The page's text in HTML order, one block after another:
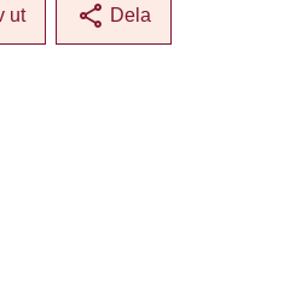
ut share Dela